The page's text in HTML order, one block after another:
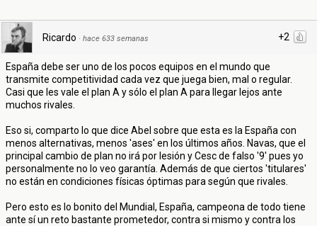
+2
Ricardo · hace 633 semanas
España debe ser uno de los pocos equipos en el mundo que
transmite competitividad cada vez que juega bien, mal o regular.
Casi que les vale el plan A y sólo el plan A para llegar lejos ante
muchos rivales.
Eso si, comparto lo que dice Abel sobre que esta es la España con
menos alternativas, menos 'ases' en los últimos años. Navas, que el
principal cambio de plan no irá por lesión y Cesc de falso '9' pues yo
personalmente no lo veo garantía. Además de que ciertos 'titulares'
no están en condiciones físicas óptimas para según que rivales.
Pero esto es lo bonito del Mundial, España, campeona de todo tiene
ante sí un reto bastante prometedor, contra si mismo y contra los